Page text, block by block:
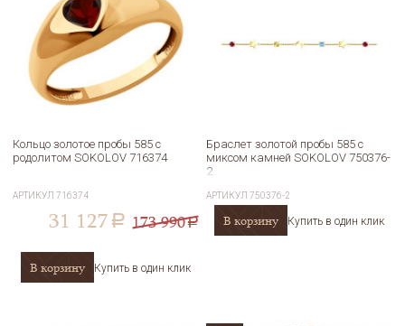
Кольцо золотое пробы 585 с
родолитом SOKOLOV 716374
АРТИКУЛ716374
31 127 a 173 990a
В корзину Купить в один клик
Браслет золотой пробы 585 с
миксом камней SOKOLOV 750376-
2
АРТИКУЛ750376-2
В корзину Купить в один клик